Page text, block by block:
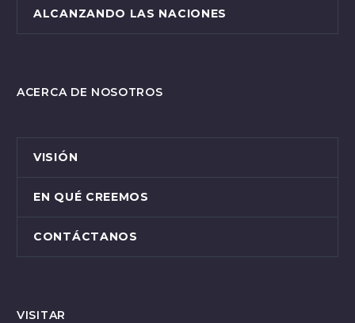
ALCANZANDO LAS NACIONES
ACERCA DE NOSOTROS
VISIÓN
EN QUÉ CREEMOS
CONTÁCTANOS
VISITAR